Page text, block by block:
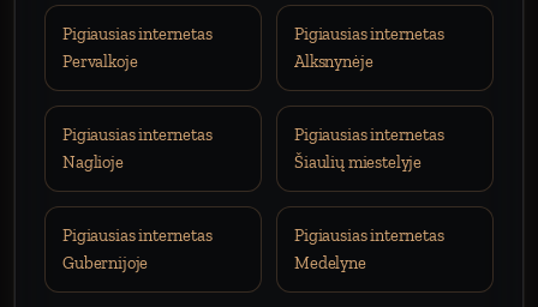
Pigiausias internetas
Pervalkoje
Pigiausias internetas
Alksnynėje
Pigiausias internetas
Naglioje
Pigiausias internetas
Šiaulių miestelyje
Pigiausias internetas
Gubernijoje
Pigiausias internetas
Medelyne